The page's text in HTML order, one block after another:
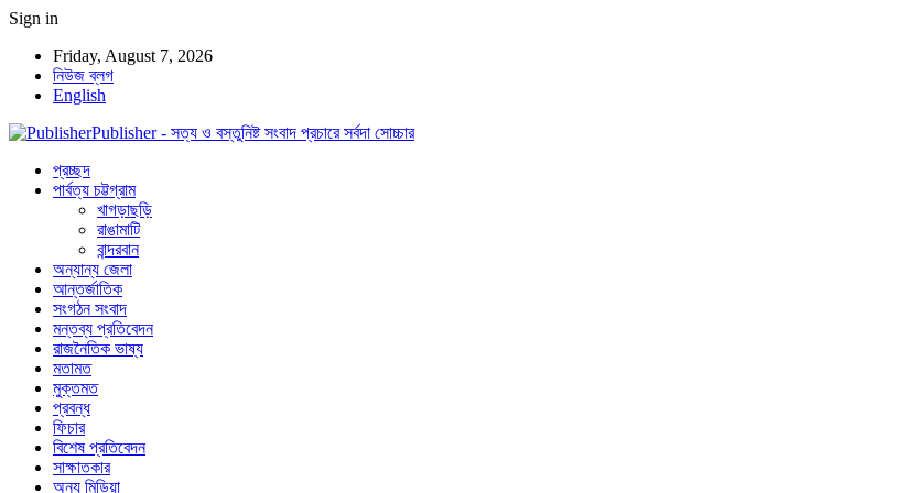
Sign in
Friday, August 7, 2026
নিউজ ব্লগ
English
Publisher - সত্য ও বস্তুনিষ্ট সংবাদ প্রচারে সর্বদা সোচ্চার
প্রচ্ছদ
পার্বত্য চট্টগ্রাম
খাগড়াছড়ি
রাঙামাটি
বান্দরবান
অন্যান্য জেলা
আন্তর্জাতিক
সংগঠন সংবাদ
মন্তব্য প্রতিবেদন
রাজনৈতিক ভাষ্য
মতামত
মুক্তমত
প্রবন্ধ
ফিচার
বিশেষ প্রতিবেদন
সাক্ষাতকার
অন্য মিডিয়া